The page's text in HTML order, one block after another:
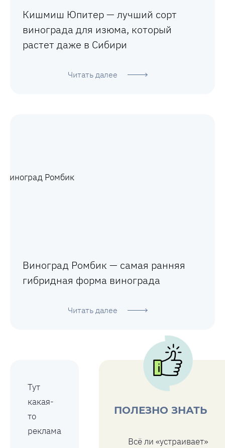
Кишмиш Юпитер — лучший сорт
винограда для изюма, который
растет даже в Сибири
Читать далее
Виноград Ромбик — самая ранняя
гибридная форма винограда
Читать далее
Тут
какая-
то
реклама
ПОЛЕЗНО ЗНАТЬ
Всё ли «устраивает»